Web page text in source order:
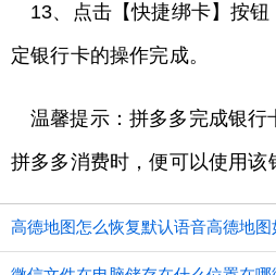
13、点击【快捷绑卡】按
定银行卡的操作完成。
温馨提示：拼多多完成银行
拼多多消费时，便可以使用该
高德地图怎么恢复默认语音高德地